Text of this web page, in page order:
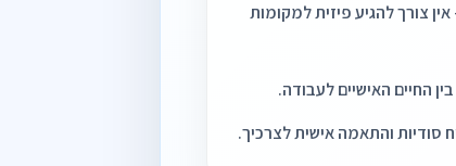
צורך להגיע פיזית למקומות
החיים האישיים לעבודה.
סודיות והתאמה אישית לצרכיך.